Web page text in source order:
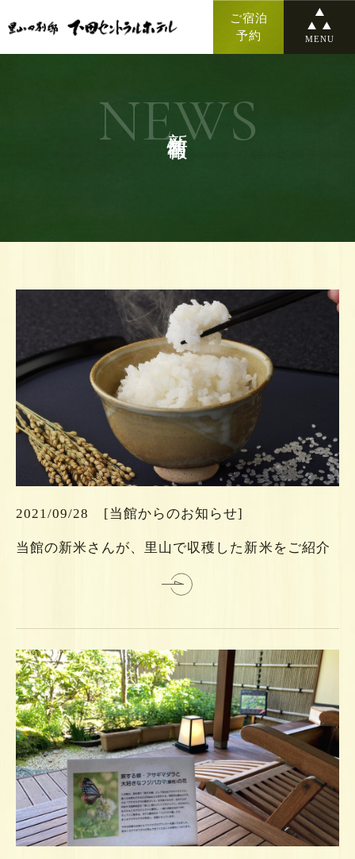
ご宿泊
予約
MENU
新着情報
NEWS
2021/09/28 [当館からのお知らせ]
当館の新米さんが、里山で収穫した新米をご紹介
細
は
こ
ち
ら
こ
ち
ら